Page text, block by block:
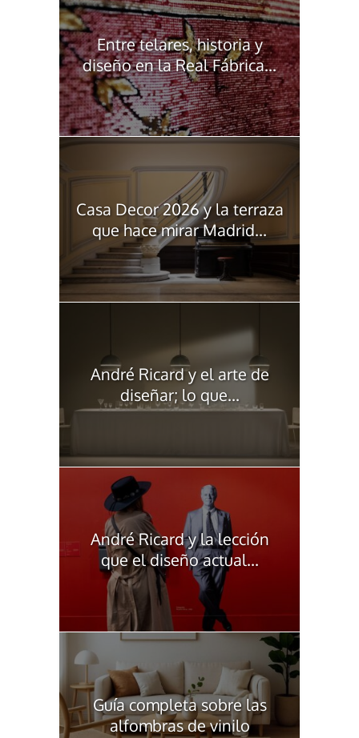
Entre telares, historia y
diseño en la Real Fábrica...
Casa Decor 2026 y la terraza
que hace mirar Madrid...
André Ricard y el arte de
diseñar; lo que...
André Ricard y la lección
que el diseño actual...
Guía completa sobre las
alfombras de vinilo